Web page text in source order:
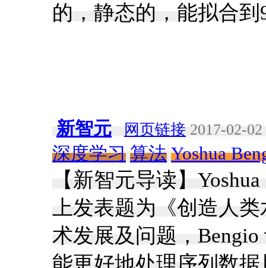
的，静态的，能拟合到
新智元 网页链接 2017-02-
深度学习 算法 Yoshua
【新智元导读】
上发表题为《创造人
术发展及问题，